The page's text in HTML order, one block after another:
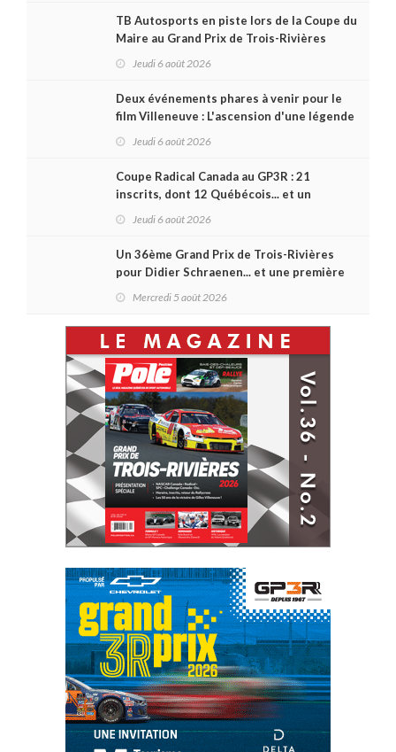
TB Autosports en piste lors de la Coupe du
Maire au Grand Prix de Trois-Rivières
Jeudi 6 août 2026
Deux événements phares à venir pour le
film Villeneuve : L'ascension d'une légende
Jeudi 6 août 2026
Coupe Radical Canada au GP3R : 21
inscrits, dont 12 Québécois... et un
Jeudi 6 août 2026
Un 36ème Grand Prix de Trois-Rivières
pour Didier Schraenen... et une première
Mercredi 5 août 2026